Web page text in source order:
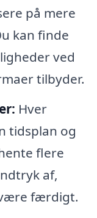
på mere
kan finde
ved
tilbyder.
Hver
tidsplan og
flere
af,
færdigt.